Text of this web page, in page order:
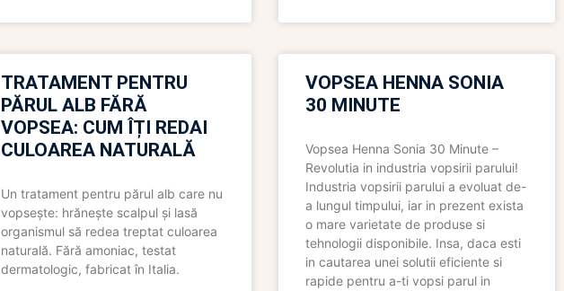
TRATAMENT PENTRU
PĂRUL ALB FĂRĂ
VOPSEA: CUM ÎȚI REDAI
CULOAREA NATURALĂ
Un tratament pentru părul alb care nu
vopsește: hrănește scalpul și lasă
organismul să redea treptat culoarea
naturală. Fără amoniac, testat
dermatologic, fabricat în Italia.
VOPSEA HENNA SONIA
30 MINUTE
Vopsea Henna Sonia 30 Minute –
Revolutia in industria vopsirii parului!
Industria vopsirii parului a evoluat de-
a lungul timpului, iar in prezent exista
o mare varietate de produse si
tehnologii disponibile. Insa, daca esti
in cautarea unei solutii eficiente si
rapide pentru a-ti vopsi parul in